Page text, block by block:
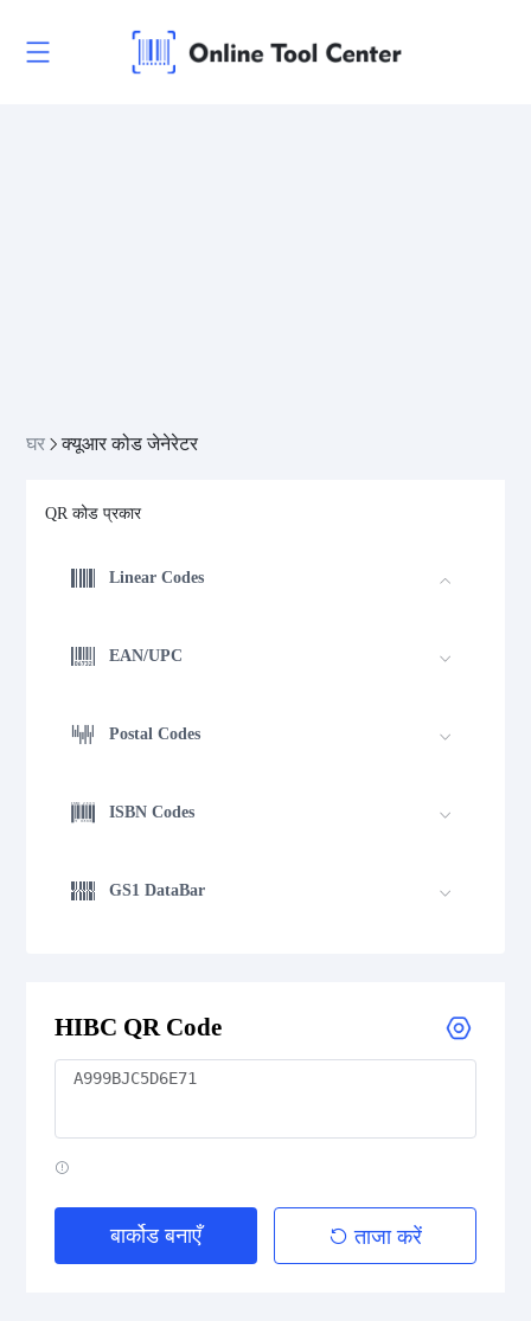
घर क्यूआर कोड जेनेरेटर
QR कोड प्रकार
Linear Codes
EAN/UPC
Postal Codes
ISBN Codes
GS1 DataBar
HIBC Code 128
HIBC QR Code
बार्कोड बनाएँ ताजा करें